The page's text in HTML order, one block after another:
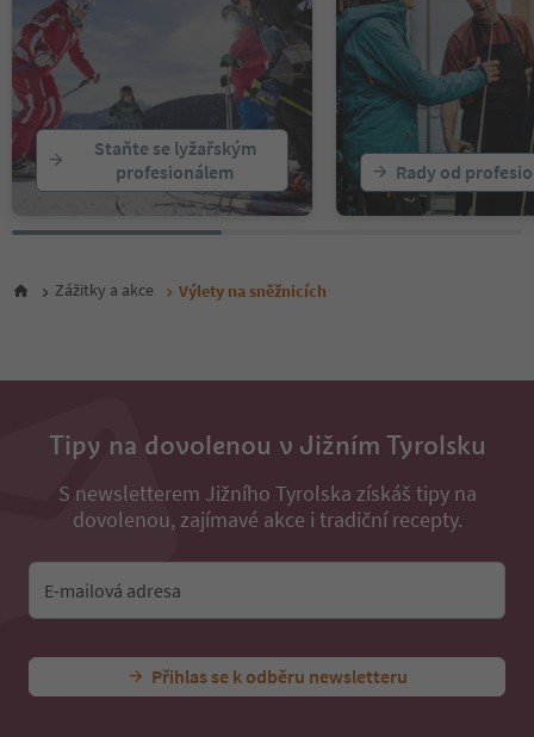
Staňte se lyžařským
profesionálem
Rady od
Zážitky a akce Výlety na sněžnicích
Tipy na dovolenou v Jižním Tyrolsku
S newsletterem Jižního Tyrolska získáš tipy na
dovolenou, zajímavé akce i tradiční recepty.
E-mailová adresa
Přihlas se k odběru newsletteru